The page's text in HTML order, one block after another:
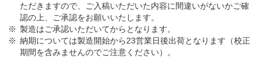
ただきますので、ご入稿いただいた内容に間違いがないかご確
認の上、ご承認をお願いいたします。
製造はご承認いただいてからとなります。
納期については製造開始から23営業日後出荷となります（校正
期間を含みませんのでご注意ください）。